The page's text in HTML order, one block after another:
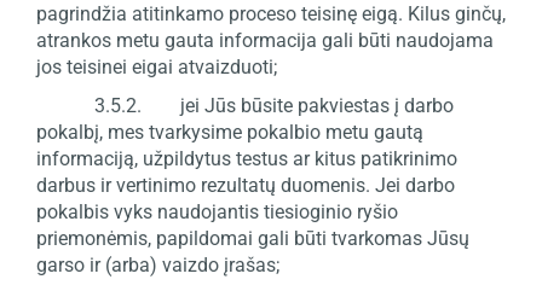
pagrindžia atitinkamo proceso teisinę eigą. Kilus ginčų,
atrankos metu gauta informacija gali būti naudojama
jos teisinei eigai atvaizduoti;
3.5.2. jei Jūs būsite pakviestas į darbo
pokalbį, mes tvarkysime pokalbio metu gautą
informaciją, užpildytus testus ar kitus patikrinimo
darbus ir vertinimo rezultatų duomenis. Jei darbo
pokalbis vyks naudojantis tiesioginio ryšio
priemonėmis, papildomai gali būti tvarkomas Jūsų
garso ir (arba) vaizdo įrašas;